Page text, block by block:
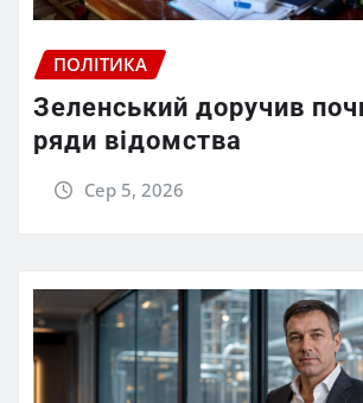
ПОЛІТИКА
Зеленський доручив
ряди відомства
Сер 5, 2026